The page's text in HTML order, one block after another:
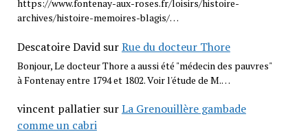
https://www.fontenay-aux-roses.fr/loisirs/histoire-
archives/histoire-memoires-blagis/…
Descatoire DavidsurRue du docteur Thore
Bonjour, Le docteur Thore a aussi été "médecin des pauvres"
à Fontenay entre 1794 et 1802. Voir l'étude de M.…
vincent pallatiersurLa Grenouillère gambade
comme un cabri